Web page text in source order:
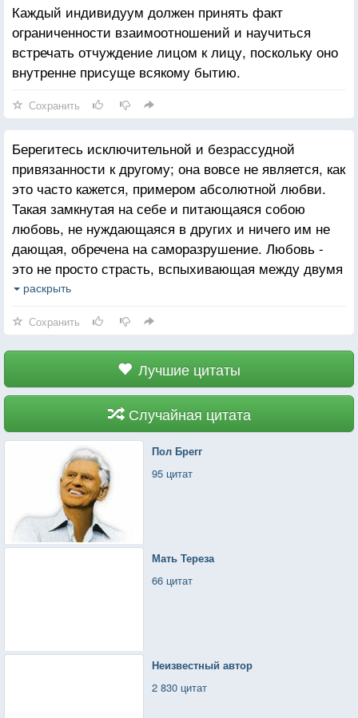
Каждый индивидуум должен принять факт
ограниченности взаимоотношений и научиться
встречать отчуждение лицом к лицу, поскольку оно
внутренне присуще всякому бытию.
Сохранить
Берегитесь исключительной и безрассудной
привязанности к другому; она вовсе не является, как
это часто кажется, примером абсолютной любви.
Такая замкнутая на себе и питающаяся собою
любовь, не нуждающаяся в других и ничего им не
дающая, обречена на саморазрушение. Любовь -
это не просто страсть, вспыхивающая между двумя
людьми. Влюбленность бесконечно далека от
существования: не столько влечение, сколько
самоотдача, отношение не столько к одному
человеку, сколько к миру в целом.
раскрыть
Сохранить
Лучшие цитаты
Случайная цитата
Пол Брегг
95 цитат
Мать Тереза
66 цитат
Неизвестный автор
2 830 цитат